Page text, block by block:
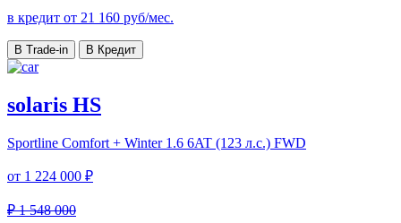
в кредит от 21 160 руб/мес.
В Trade-in В Кредит
solaris HS
Sportline Comfort + Winter 1.6 6AT (123 л.с.) FWD
от 1 224 000 ₽
₽ 1 548 000